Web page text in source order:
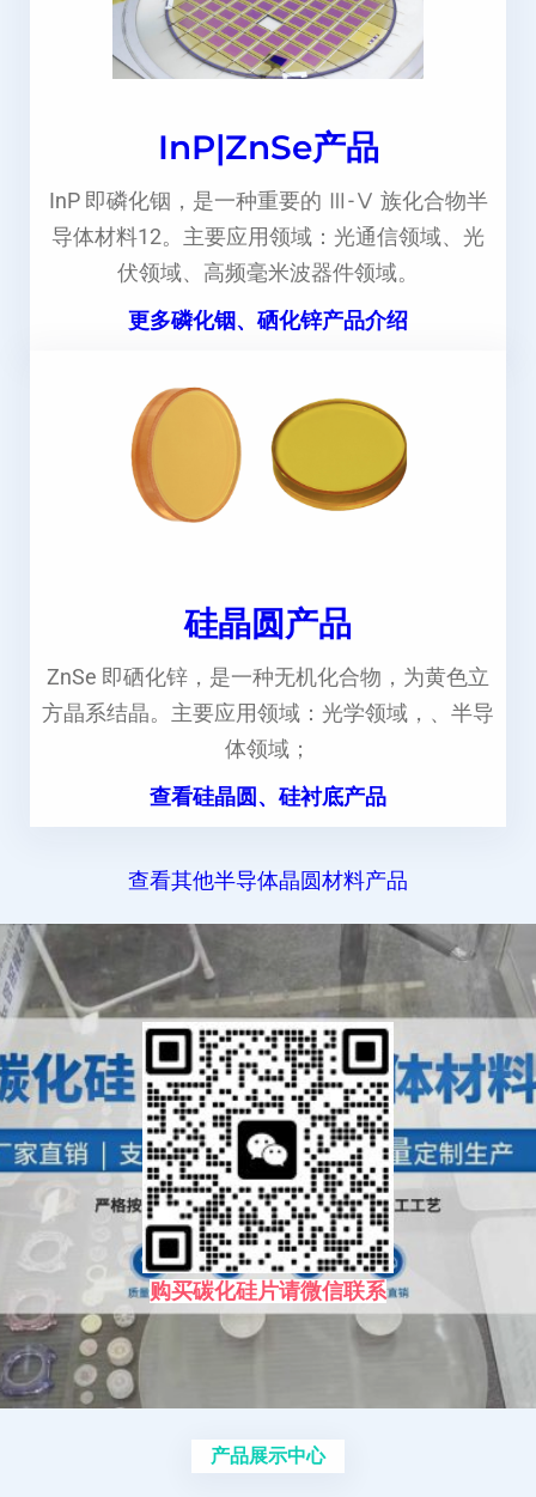
InP|ZnSe产品
InP 即磷化铟，是一种重要的 Ⅲ-Ⅴ 族化合物半
导体材料12。主要应用领域：光通信领域、光
伏领域、高频毫米波器件领域。
更多磷化铟、硒化锌产品介绍
硅晶圆产品
ZnSe 即硒化锌，是一种无机化合物，为黄色立
方晶系结晶。主要应用领域：光学领域，、半导
体领域；
查看硅晶圆、硅衬底产品
查看其他半导体晶圆材料产品
购买碳化硅片请微信联系
产品展示中心